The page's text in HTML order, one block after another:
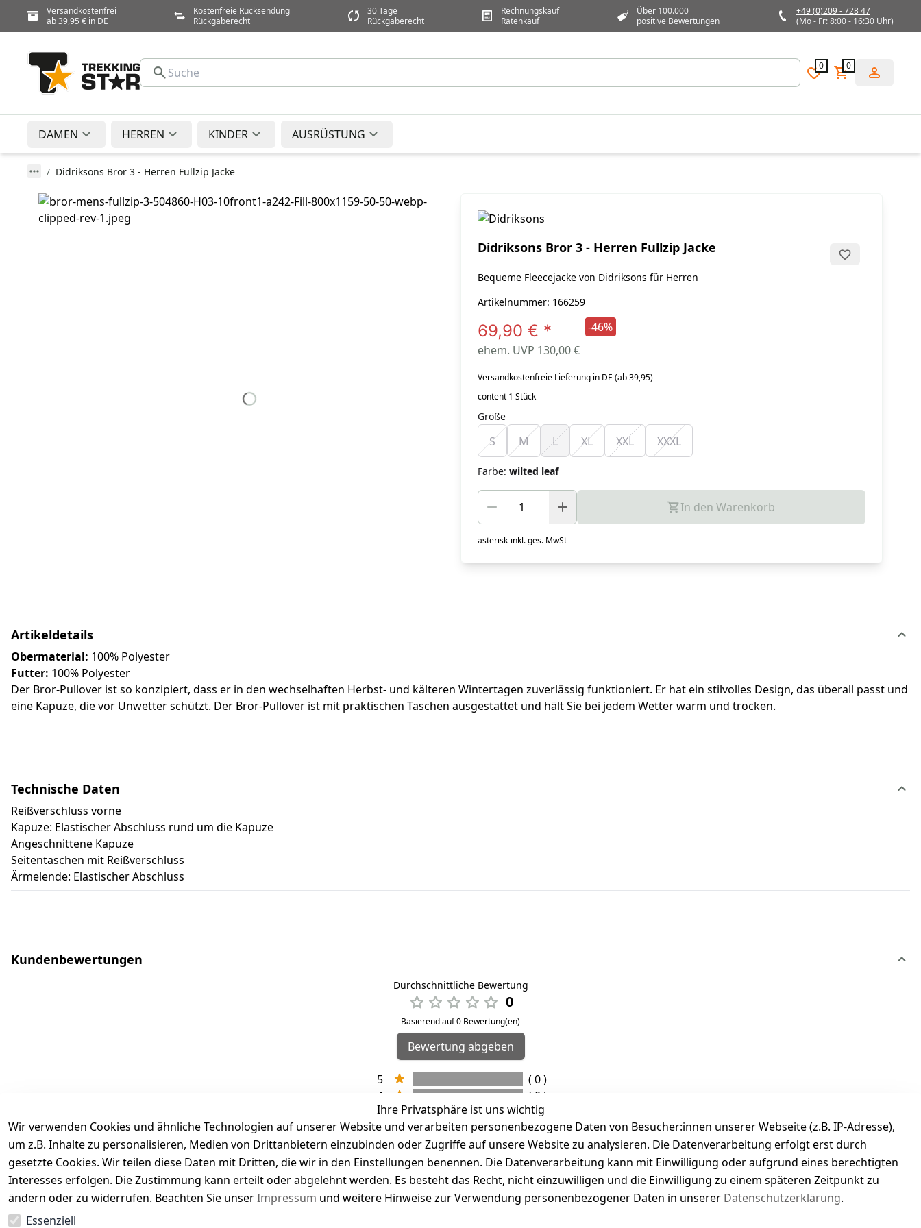
Versandkostenfrei
ab 39,95 € in DE
Kostenfreie Rücksendung
Rückgaberecht
30 Tage
Rückgaberecht
Rechnungskauf
Ratenkauf
Über 100.000
positive Bewertungen
+49 (0)209 - 728 47
(Mo - Fr: 8:00 - 16:30 Uhr)
0 0
DAMEN HERREN KINDER AUSRÜSTUNG
Didriksons Bror 3 - Herren Fullzip Jacke
Didriksons Bror 3 - Herren Fullzip Jacke
Bequeme Fleecejacke von Didriksons für Herren
Artikelnummer: 166259
69,90 € *
ehem. UVP 130,00 €
-46%
Versandkostenfreie Lieferung in DE (ab 39,95)
content 1 Stück
Größe
S M L XL XXL XXXL
Farbe: wilted leaf
In den Warenkorb
asterisk inkl. ges. MwSt
Artikeldetails
Obermaterial: 100% Polyester
Futter: 100% Polyester
Der Bror-Pullover ist so konzipiert, dass er in den wechselhaften Herbst- und kälteren Wintertagen zuverlässig funktioniert. Er hat ein stilvolles Design, das überall passt und
eine Kapuze, die vor Unwetter schützt. Der Bror-Pullover ist mit praktischen Taschen ausgestattet und hält Sie bei jedem Wetter warm und trocken.
Technische Daten
Reißverschluss vorne
Kapuze: Elastischer Abschluss rund um die Kapuze
Angeschnittene Kapuze
Seitentaschen mit Reißverschluss
Ärmelende: Elastischer Abschluss
Kundenbewertungen
Durchschnittliche Bewertung
0
Basierend auf 0 Bewertung(en)
Bewertung abgeben
5
( 0 )
4
( 0 )
3
( 0 )
2
( 0 )
1
( 0 )
Es hat noch niemand eine Bewertung für diesen Artikel abgegeben
Ihre Privatsphäre ist uns wichtig
Wir verwenden Cookies und ähnliche Technologien auf unserer Website und verarbeiten personenbezogene Daten von Besucher:innen unserer Webseite (z.B. IP-Adresse),
um z.B. Inhalte zu personalisieren, Medien von Drittanbietern einzubinden oder Zugriffe auf unsere Website zu analysieren. Die Datenverarbeitung erfolgt erst durch
gesetzte Cookies. Wir teilen diese Daten mit Dritten, die wir in den Einstellungen benennen. Die Datenverarbeitung kann mit Einwilligung oder aufgrund eines berechtigten
Interesses erfolgen. Die Zustimmung kann erteilt oder abgelehnt werden. Es besteht das Recht, nicht einzuwilligen und die Einwilligung zu einem späteren Zeitpunkt zu
ändern oder zu widerrufen. Beachten Sie unserImpressum und weitere Hinweise zur Verwendung personenbezogener Daten in unserer Datenschutzerklärung.
Essenziell